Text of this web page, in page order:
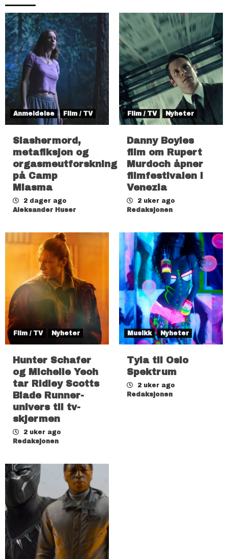
Anmeldelse Film / TV
Slashermord,
metafiksjon og
orgasmeutforskning
på Camp
Miasma
2 dager ago
Aleksander Huser
Film / TV Nyheter
Danny Boyles
film om Rupert
Murdoch åpner
filmfestivalen i
Venezia
2 uker ago
Redaksjonen
Film / TV Nyheter
Hunter Schafer
og Michelle Yeoh
tar Ridley Scotts
Blade Runner-
univers til tv-
skjermen
2 uker ago
Redaksjonen
Musikk Nyheter
Tyla til Oslo
Spektrum
2 uker ago
Redaksjonen